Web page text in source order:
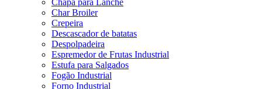
Chapa para Lanche
Char Broiler
Crepeira
Descascador de batatas
Despolpadeira
Espremedor de Frutas Industrial
Estufa para Salgados
Fogão Industrial
Forno Industrial